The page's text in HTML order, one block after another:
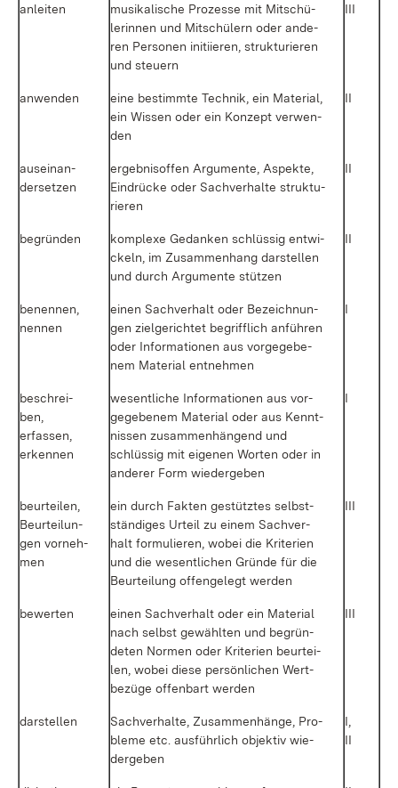
an­lei­ten
mu­si­ka­li­sche Pro­zes­se mit Mit­schü­
le­rin­nen und Mit­schü­lern oder an­de­
ren Per­so­nen in­iti­ie­ren, struk­tu­rie­ren
und steu­ern
III
an­wen­den
ei­ne be­stimm­te Tech­nik, ein Ma­te­ri­al,
ein Wis­sen oder ein Kon­zept ver­wen­
den
II
aus­ein­an­
der­set­zen
er­geb­nis­of­fen Ar­gu­men­te, As­pek­te,
Ein­drü­cke oder Sach­ver­hal­te struk­tu­
rie­ren
II
be­grün­den
kom­ple­xe Ge­dan­ken schlüs­sig ent­wi­
ckeln, im Zu­sam­men­hang dar­stel­len
und durch Ar­gu­men­te stüt­zen
II
be­nen­nen,
nen­nen
ei­nen Sach­ver­halt oder Be­zeich­nun­
gen ziel­ge­rich­tet be­griff­lich an­füh­ren
oder In­for­ma­tio­nen aus vor­ge­ge­be­
nem Ma­te­ri­al ent­neh­men
I
be­schrei­
ben,
er­fas­sen,
er­ken­nen
we­sent­li­che In­for­ma­tio­nen aus vor­
ge­ge­be­nem Ma­te­ri­al oder aus Kennt­
nis­sen zu­sam­men­hän­gend und
schlüs­sig mit ei­ge­nen Wor­ten oder in
an­de­rer Form wie­der­ge­ben
I
be­ur­tei­len,
Be­ur­tei­lun­
gen vor­neh­
men
ein durch Fak­ten ge­stütz­tes selbst­
stän­di­ges Ur­teil zu ei­nem Sach­ver­
halt for­mu­lie­ren, wo­bei die Kri­te­ri­en
und die we­sent­li­chen Grün­de für die
Be­ur­tei­lung of­fen­ge­legt wer­den
III
be­wer­ten
ei­nen Sach­ver­halt oder ein Ma­te­ri­al
nach selbst ge­wähl­ten und be­grün­
de­ten Nor­men oder Kri­te­ri­en be­ur­tei­
len, wo­bei die­se per­sön­li­chen Wert­
be­zü­ge of­fen­bart wer­den
III
dar­stel­len
Sach­ver­hal­te, Zu­sam­men­hän­ge, Pro­
ble­me etc. aus­führ­lich ob­jek­tiv wie­
der­ge­ben
I,
II